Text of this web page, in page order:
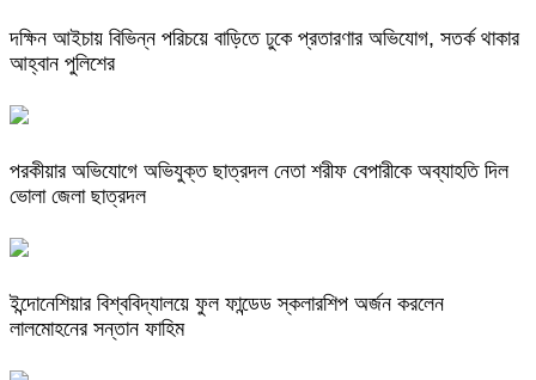
দক্ষিন আইচায় ‎বিভিন্ন পরিচয়ে বাড়িতে ঢুকে প্রতারণার অভিযোগ, সতর্ক থাকার
আহ্বান পুলিশের
পরকীয়ার অভিযোগে অভিযুক্ত ছাত্রদল নেতা শরীফ বেপারীকে অব্যাহতি দিল
ভোলা জেলা ছাত্রদল
ইন্দোনেশিয়ার বিশ্ববিদ্যালয়ে ফুল ফান্ডেড স্কলারশিপ অর্জন করলেন
লালমোহনের সন্তান ফাহিম